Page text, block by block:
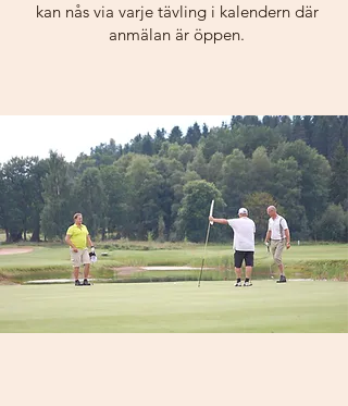
kan nås via varje tävling i kalendern där
anmälan är öppen.